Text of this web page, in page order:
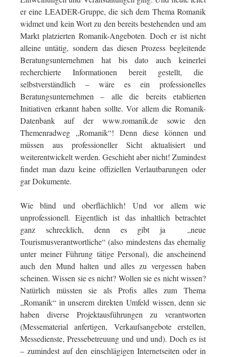
er eine LEADER-Gruppe, die sich dem Thema Romanik
widmet und kein Wort zu den bereits bestehenden und am
Markt platzierten Romanik-Angeboten. Doch er ist nicht
alleine untätig, sondern das diesen Prozess begleitende
Beratungsunternehmen hat bis dato auch keinerlei
recherchierte Informationen bereit gestellt, die
selbstverständlich – wäre es ein professionelles
Beratungsunternehmen – alle die bereits etablierten
Initiativen erkannt haben sollte. Vor allem die Romanik-
Datenbank auf der www.romanik.de sowie den
Themenradweg „Romanik“! Denn diese können und
müssen aus professioneller Sicht aktualisiert und
weiterentwickelt werden. Geschieht aber nicht! Zumindest
findet man dazu keine offiziellen Verlautbarungen oder
gar Dokumente.
Wie blind und oberflächlich! Und vor allem wie
unprofessionell. Eigentlich ist das inhaltlich betrachtet
ganz schrecklich, denn es gibt ja „neue
Tourismusverantwortliche“ (also mindestens das ehemalig
unter meiner Führung tätige Personal), die anscheinend
auch den Mund halten und alles zu vergessen haben
scheinen. Wissen sie es nicht? Wollen sie es nicht wissen?
Natürlich müssten sie als Profis alles zum Thema
„Romanik“ in unserem direkten Umfeld wissen, denn sie
haben diverse Projektausführungen zu verantworten
(Messematerial anfertigen, Verkaufsangebote erstellen,
Messedienste, Pressebetreuung und und und). Doch es ist
– zumindest auf den einschlägigen Internetseiten oder in